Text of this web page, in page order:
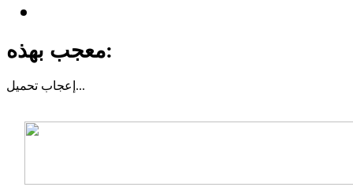
معجب بهذه:
إعجاب تحميل...